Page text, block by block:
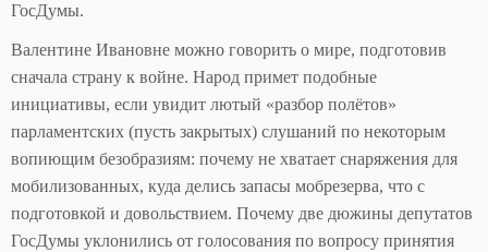
ГосДумы.
Валентине Ивановне можно говорить о мире, подготовив
сначала страну к войне. Народ примет подобные
инициативы, если увидит лютый «разбор полётов»
парламентских (пусть закрытых) слушаний по некоторым
вопиющим безобразиям: почему не хватает снаряжения для
мобилизованных, куда делись запасы мобрезерва, что с
подготовкой и довольствием. Почему две дюжины депутатов
ГосДумы уклонились от голосования по вопросу принятия